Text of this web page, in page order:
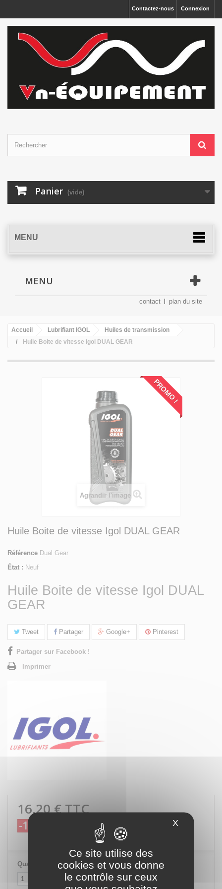
Ce site utilise des
cookies et vous donne
le contrôle sur ceux
X Masquer
Connexion
Contactez-nous
Panier (vide)
MENU
MENU
contact plan du site
Accueil Lubrifiant IGOL
Huiles de transmission
Huile Boite de vitesse Igol DUAL GEAR
PROMO !
Agrandir l'image
Huile Boite de vitesse Igol DUAL GEAR
Référence Dual Gear
État : Neuf
Huile Boite de vitesse Igol DUAL
GEAR
Tweet Partager Google+ Pinterest
Partager sur Facebook !
Imprimer
16,20 €TTC
-10%
Quantité